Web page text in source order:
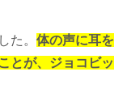
た。 体の声に耳を
とが、ジョコビッ